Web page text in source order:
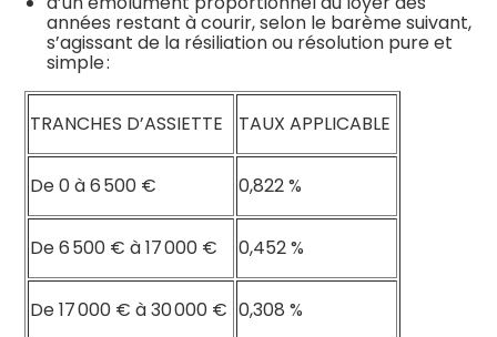
années restant à courir, selon le barème suivant,
s’agissant de la résiliation ou résolution pure et
simple :
TRANCHES D’ASSIETTE TAUX APPLICABLE
De 0 à 6 500 € 0,822 %
De 6 500 € à 17 000 € 0,452 %
De 17 000 € à 30 000 € 0,308 %